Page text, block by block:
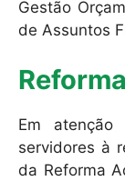
Gestão
de Assuntos
Em atenção
servidores à
da Reforma